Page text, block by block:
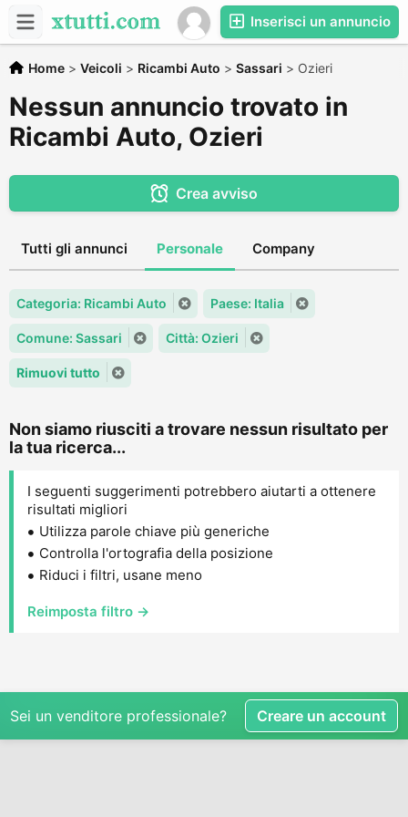
Inserisci un annuncio
Home > Veicoli > Ricambi Auto > Sassari > Ozieri
Nessun annuncio trovato in
Ricambi Auto, Ozieri
Crea avviso
Tutti gli annunci Personale Company
Categoria: Ricambi Auto Paese: Italia
Comune: Sassari Città: Ozieri
Rimuovi tutto
Non siamo riusciti a trovare nessun risultato per
la tua ricerca...
I seguenti suggerimenti potrebbero aiutarti a ottenere
risultati migliori
Utilizza parole chiave più generiche
Controlla l'ortografia della posizione
Riduci i filtri, usane meno
Reimposta filtro →
Sei un venditore professionale? Creare un account